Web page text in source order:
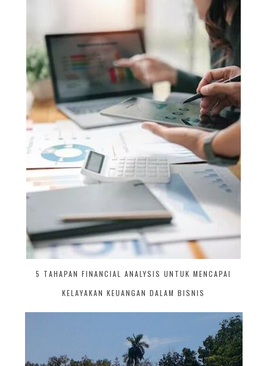
5 TAHAPAN FINANCIAL ANALYSIS UNTUK MENCAPAI
KELAYAKAN KEUANGAN DALAM BISNIS